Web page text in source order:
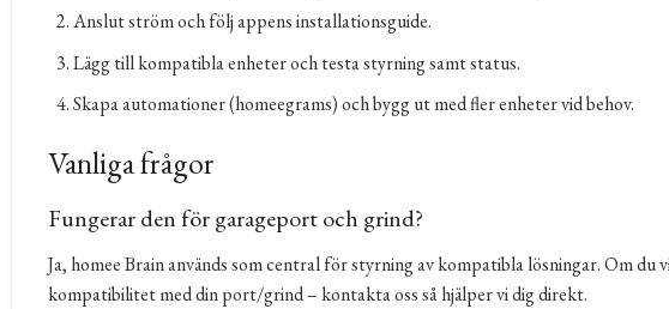
Anslut ström och följ appens installationsguide.
Lägg till kompatibla enheter och testa styrning samt status.
Skapa automationer (homeegrams) och bygg ut med fler enheter vid behov.
Vanliga frågor
Fungerar den för garageport och grind?
Ja, homee Brain används som central för styrning av kompatibla lösningar. Om du
kompatibilitet med din port/grind – kontakta oss så hjälper vi dig direkt.